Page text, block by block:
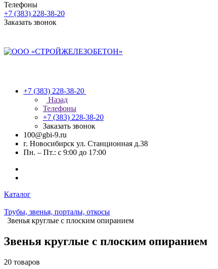
Телефоны
+7 (383) 228-38-20
Заказать звонок
+7 (383) 228-38-20
Назад
Телефоны
+7 (383) 228-38-20
Заказать звонок
100@gbi-9.ru
г. Новосибирск ул. Станционная д.38
Пн. – Пт.: с 9:00 до 17:00
Каталог
Трубы, звенья, порталы, откосы
Звенья круглые с плоским опиранием
Звенья круглые с плоским опиранием
20 товаров